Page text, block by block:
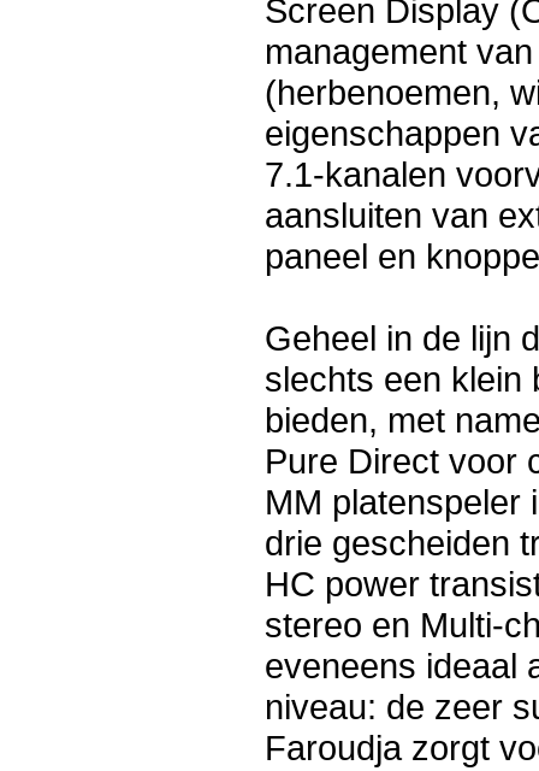
Screen Display
management
(herbenoemen,
eigenschappen
7.1-kanalen
aansluiten van
paneel en
Geheel in de lijn
slechts een klein
bieden, met
Pure Direct voor
MM platenspeler
drie gescheiden
HC power
stereo en Multi-
eveneens ideaal
niveau: de zeer
Faroudja zorgt